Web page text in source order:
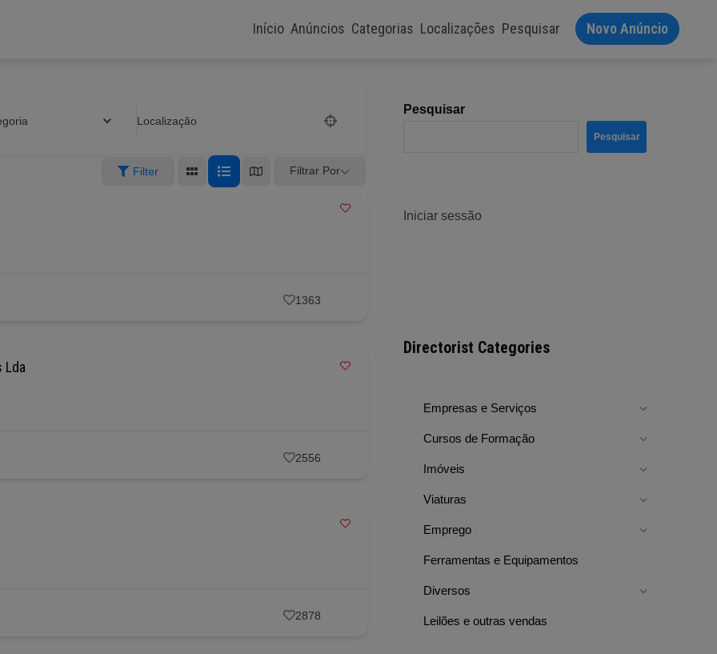
Início Anúncios Categorias Localizações Pesquisar Novo Anúncio
Localização
Filter Filtrar Por
1363
Lda
2556
2878
Pesquisar
Pesquisar
Iniciar sessão
Directorist Categories
Empresas e Serviços
Cursos de Formação
Imóveis
Viaturas
Emprego
Ferramentas e Equipamentos
Diversos
Leilões e outras vendas